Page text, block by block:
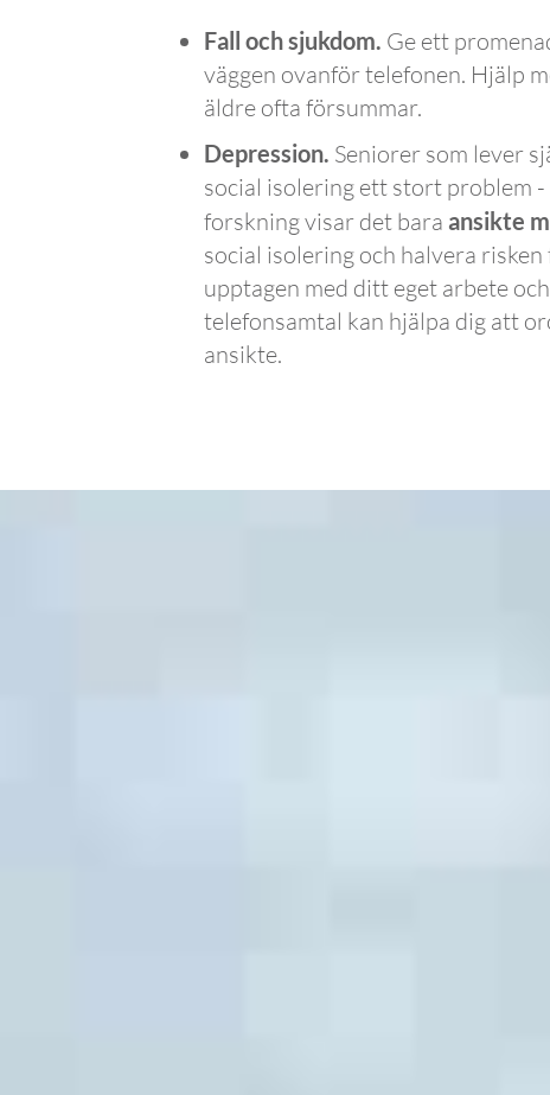
Fall och sjukdom. Ge ett
väggen ovanför telefonen. Hjälp
äldre ofta försummar.
Depression. Seniorer som lever
social isolering ett stort problem
forskning visar det bara ansikte
social isolering och halvera
upptagen med ditt eget arbete
telefonsamtal kan hjälpa dig att
ansikte.